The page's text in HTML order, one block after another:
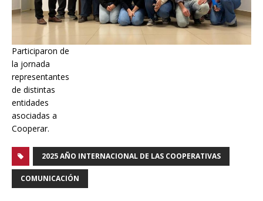
Participaron de
la jornada
representantes
de distintas
entidades
asociadas a
Cooperar.
2025 AÑO INTERNACIONAL DE LAS COOPERATIVAS
COMUNICACIÓN